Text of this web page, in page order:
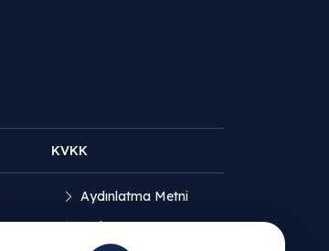
KVKK
Aydınlatma Metni
Açık Rıza Beyanı